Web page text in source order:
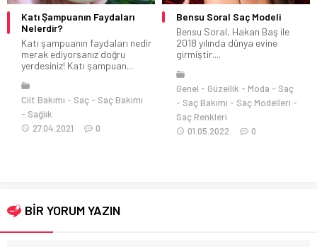
Katı Şampuanın Faydaları
Nelerdir?
Katı şampuanın faydaları nedir
merak ediyorsanız doğru
yerdesiniz! Katı şampuan...
Cilt Bakımı Saç
Saç Bakımı
Sağlık
27.04.2021
0
Bensu Soral Saç Modeli
Bensu Soral, Hakan Baş ile
2018 yılında dünya evine
girmiştir....
Genel Güzellik Moda
Saç
Saç Bakımı
Saç Modelleri
Saç Renkleri
01.05.2022
0
BİR YORUM YAZIN